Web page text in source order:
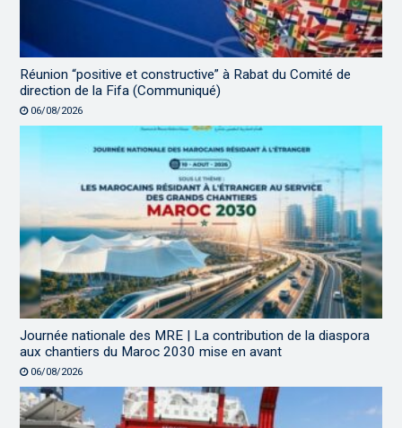
Réunion “positive et constructive” à Rabat du Comité de
direction de la Fifa (Communiqué)
06/08/2026
Journée nationale des MRE | La contribution de la diaspora
aux chantiers du Maroc 2030 mise en avant
06/08/2026